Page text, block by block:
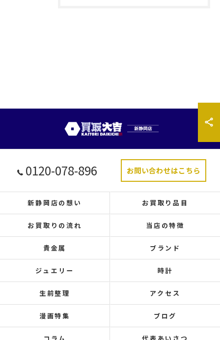
0120-078-896 お問い合わせはこちら
新静岡店の想い お買取り品目
お買取りの流れ 当店の特徴
貴金属 ブランド
ジュエリー 時計
生前整理 アクセス
漫画特集 ブログ